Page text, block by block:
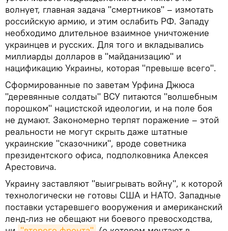
волнует, главная задача "смертников" – измотать
российскую армию, и этим ослабить РФ. Западу
необходимо длительное взаимное уничтожение
украинцев и русских. Для того и вкладывались
миллиарды долларов в "майданизацию" и
нацификацию Украины, которая "превыше всего".
Сформированные по заветам Урфина Джюса
"деревянные солдаты" ВСУ питаются "волшебным
порошком" нацистской идеологии, и на поле боя
не думают. Закономерно терпят поражение – этой
реальности не могут скрыть даже штатные
украинские "сказочники", вроде советника
президентского офиса, подполковника Алексея
Арестовича.
Украину заставляют "выигрывать войну", к которой
технологически не готовы США и НАТО. Западные
поставки устаревшего вооружения и американский
ленд-лиз не обещают ни боевого превосходства,